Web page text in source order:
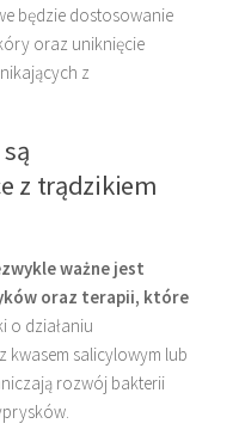
będzie dostosowanie
oraz uniknięcie
z
z trądzikiem
ważne jest
oraz terapii, które
o działaniu
kwasem salicylowym lub
rozwój bakterii